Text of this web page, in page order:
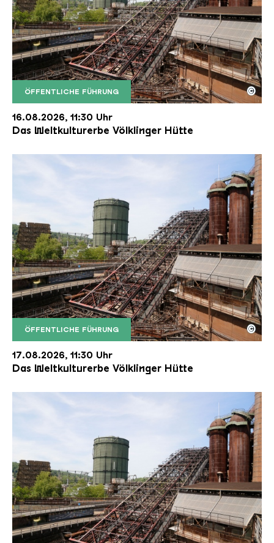
ÖFFENTLICHE FÜHRUNG
Der Erzschrägaufzug der Völklinger Hütte mit
Copyright: Weltkulturerbe Völklinger Hütte | Karl
©
16.08.2026, 11:30 Uhr
Das Weltkulturerbe Völklinger Hütte
ÖFFENTLICHE FÜHRUNG
Der Erzschrägaufzug der Völklinger Hütte mit
Copyright: Weltkulturerbe Völklinger Hütte | Karl
©
17.08.2026, 11:30 Uhr
Das Weltkulturerbe Völklinger Hütte